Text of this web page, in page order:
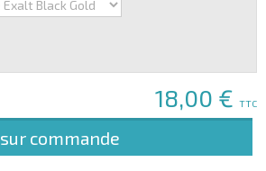
18,00 € TTC
sur commande